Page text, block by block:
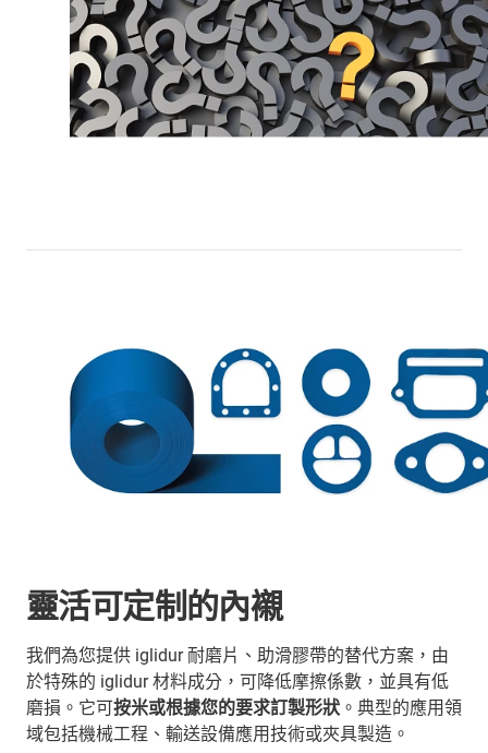
靈活可定制的內襯
我們為您提供 iglidur 耐磨片、助滑膠帶的替代方案，由
於特殊的 iglidur 材料成分，可降低摩擦係數，並具有低
磨損。它可按米或根據您的要求訂製形狀 。典型的應用領
域包括機械工程、輸送設備應用技術或夾具製造。